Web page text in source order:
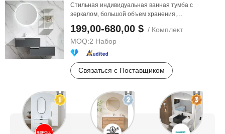
Стильная индивидуальная ванная тумба с
зеркалом, большой объем хранения,
водоотталкивающая, прочная ...
199,00-680,00 $ / Комплект
MOQ:2 Набор
Связаться с Поставщиком